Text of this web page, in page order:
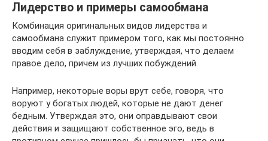
Лидерство и примеры самообмана
Комбинация оригинальных видов лидерства и
самообмана служит примером того, как мы постоянно
вводим себя в заблуждение, утверждая, что делаем
правое дело, причем из лучших побуждений.
Например, некоторые воры врут себе, говоря, что
воруют у богатых людей, которые не дают денег
бедным. Утверждая это, они оправдывают свои
действия и защищают собственное эго, ведь в